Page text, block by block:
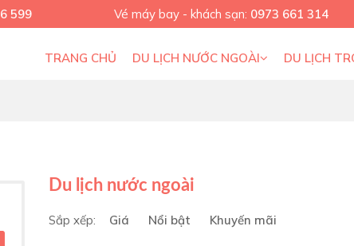
599 Vé máy bay - khách sạn: 0973 661 314
TRANG CHỦ DU LỊCH NƯỚC NGOÀI DU LỊCH
Du lịch nước ngoài
Sắp xếp: Giá Nổi bật Khuyến mãi